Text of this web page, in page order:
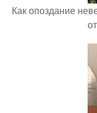
Как опоздание